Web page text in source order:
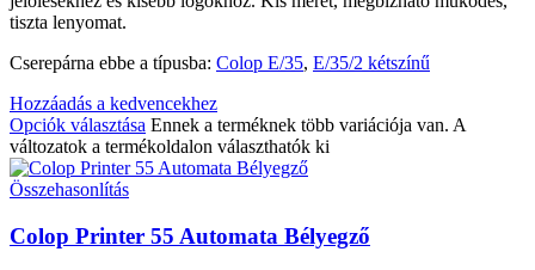
tiszta lenyomat.
Cserepárna ebbe a típusba: Colop E/35, E/35/2 kétszínű
Hozzáadás a kedvencekhez
Opciók választása Ennek a terméknek több variációja van. A
változatok a termékoldalon választhatók ki
Összehasonlítás
Colop Printer 55 Automata Bélyegző